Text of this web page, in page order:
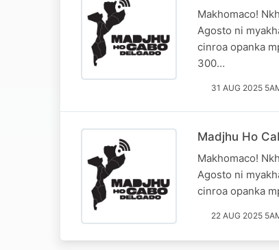
Makhomaco!
Agosto ni
cinroa opanka
300…
31 AUG 2025
Madjhu Ho
Makhomaco!
Agosto ni
cinroa opanka
22 AUG 2025